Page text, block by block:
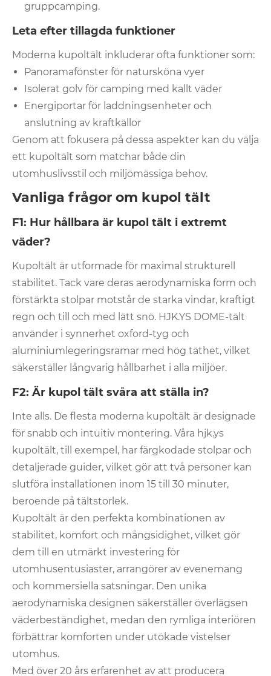
gruppcamping.
Leta efter tillagda funktioner
Moderna kupoltält inkluderar ofta funktioner som:
Panoramafönster för natursköna vyer
Isolerat golv för camping med kallt väder
Energiportar för laddningsenheter och
anslutning av kraftkällor
Genom att fokusera på dessa aspekter kan du välja
ett kupoltält som matchar både din
utomhuslivsstil och miljömässiga behov.
Vanliga frågor om kupol tält
F1: Hur hållbara är kupol tält i extremt
väder?
Kupoltält är utformade för maximal strukturell
stabilitet. Tack vare deras aerodynamiska form och
förstärkta stolpar motstår de starka vindar, kraftigt
regn och till och med lätt snö. HJK.YS DOME-tält
använder i synnerhet oxford-tyg och
aluminiumlegeringsramar med hög täthet, vilket
säkerställer långvarig hållbarhet i alla miljöer.
F2: Är kupol tält svåra att ställa in?
Inte alls. De flesta moderna kupoltält är designade
för snabb och intuitiv montering. Våra hjk.ys
kupoltält, till exempel, har färgkodade stolpar och
detaljerade guider, vilket gör att två personer kan
slutföra installationen inom 15 till 30 minuter,
beroende på tältstorlek.
Kupoltält är den perfekta kombinationen av
stabilitet, komfort och mångsidighet, vilket gör
dem till en utmärkt investering för
utomhusentusiaster, arrangörer av evenemang
och kommersiella satsningar. Den unika
aerodynamiska designen säkerställer överlägsen
väderbeständighet, medan den rymliga interiören
förbättrar komforten under utökade vistelser
utomhus.
Med över 20 års erfarenhet av att producera